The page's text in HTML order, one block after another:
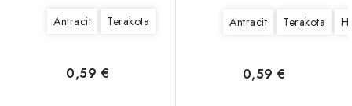
Antracit Terakota
0,59 €
Antracit Terakota
0,59 €